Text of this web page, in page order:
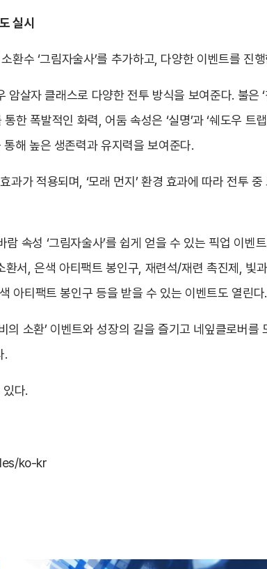
실시
환수 ‘그림자술사’를 추가하고, 다양한 이벤트를 진
살자 클래스로 다양한 전투 방식을 보여준다. 불은 ‘
한 폭발적인 화력, 어둠 속성은 ‘실명’과 ‘쉐도우 트
해 높은 생존력과 유지력을 보여준다.
가 적용되며, ‘모래 먼지’ 환경 효과에 따라 전투 중
속성 ‘그림자술사’를 쉽게 얻을 수 있는 픽업 이벤
서, 은색 아티팩트 봉인구, 재련석/재련 촉진제, 빛
아티팩트 봉인구 등을 받을 수 있는 이벤트도 열린다.
소환’ 이벤트와 성장의 길을 즐기고 네잎클로버를
.
다.
ko-kr